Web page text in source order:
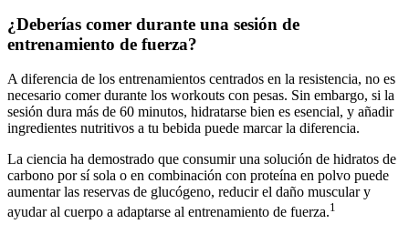
¿Deberías comer durante una sesión de
entrenamiento de fuerza?
A diferencia de los entrenamientos centrados en la resistencia, no es
necesario comer durante los workouts con pesas. Sin embargo, si la
sesión dura más de 60 minutos, hidratarse bien es esencial, y añadir
ingredientes nutritivos a tu bebida puede marcar la diferencia.
La ciencia ha demostrado que consumir una solución de hidratos de
carbono por sí sola o en combinación con proteína en polvo puede
aumentar las reservas de glucógeno, reducir el daño muscular y
ayudar al cuerpo a adaptarse al entrenamiento de fuerza.1